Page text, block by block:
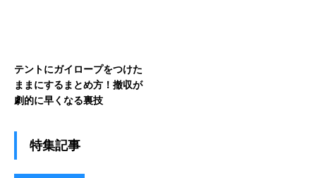
テントにガイロープをつけた
ままにするまとめ方！撤収が
劇的に早くなる裏技
特集記事